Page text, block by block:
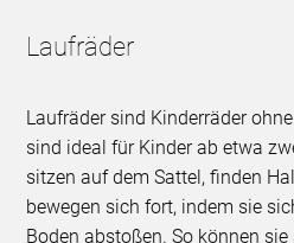
Laufräder
Laufräder sind Kinderräder
sind ideal für Kinder ab etwa
sitzen auf dem Sattel, finden
bewegen sich fort, indem sie
Boden abstoßen. So können